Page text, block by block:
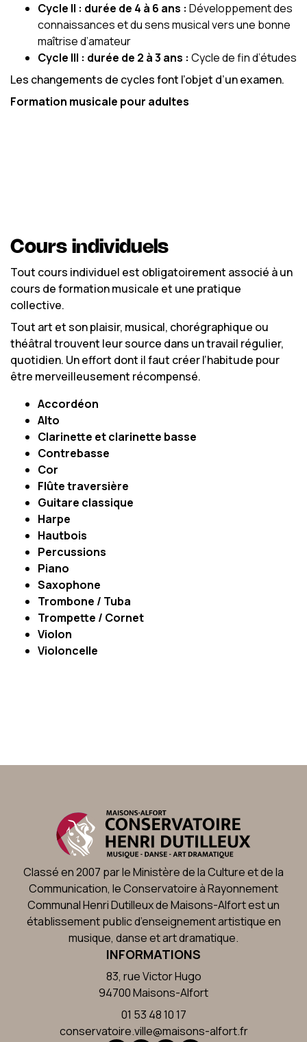
Cycle II : durée de 4 à 6 ans : Développement des
connaissances et du sens musical vers une bonne
maîtrise d’amateur
Cycle III : durée de 2 à 3 ans : Cycle de fin d’études
Les changements de cycles font l’objet d’un examen.
Formation musicale pour adultes
Cours individuels
Tout cours individuel est obligatoirement associé à un
cours de formation musicale et une pratique
collective.
Tout art et son plaisir, musical, chorégraphique ou
théâtral trouvent leur source dans un travail régulier,
quotidien. Un effort dont il faut créer l’habitude pour
être merveilleusement récompensé.
Accordéon
Alto
Clarinette et clarinette basse
Contrebasse
Cor
Flûte traversière
Guitare classique
Harpe
Hautbois
Percussions
Piano
Saxophone
Trombone / Tuba
Trompette / Cornet
Violon
Violoncelle
Classé en 2007 par le Ministère de la Culture et de la
Communication, le Conservatoire à Rayonnement
Communal Henri Dutilleux de Maisons-Alfort est un
établissement public d’enseignement artistique en
musique, danse et art dramatique.
INFORMATIONS
83, rue Victor Hugo
94700 Maisons-Alfort
01 53 48 10 17
conservatoire.ville@maisons-alfort.fr